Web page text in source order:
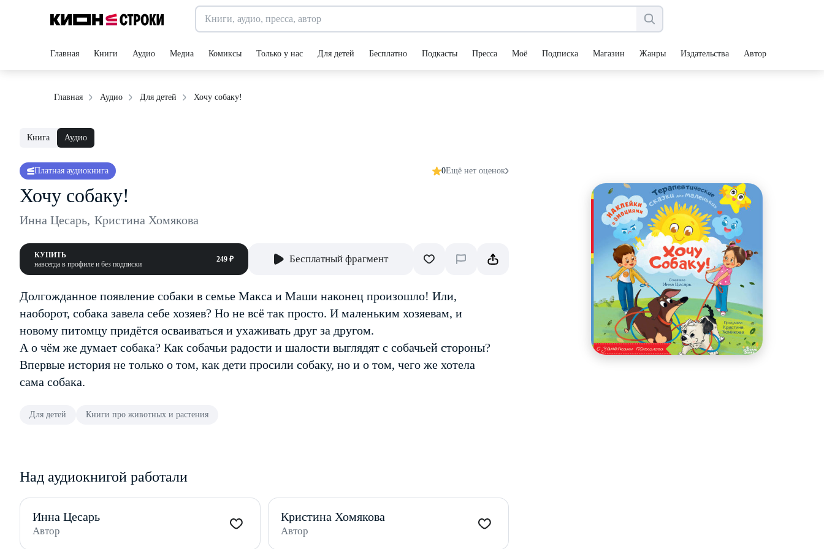
Главная Книги Аудио Медиа Комиксы Только у нас Для детей Бесплатно Подкасты Пресса Моё Подписка Магазин Жанры Издательства Авторы
Главная Аудио Для детей Хочу собаку!
Книга Аудио
Платная аудиокнига 0Ещё нет оценок
Хочу собаку!
Инна Цесарь, Кристина Хомякова
КУПИТЬ
навсегда в профиле и без подписки
249 ₽ Бесплатный фрагмент
Долгожданное появление собаки в семье Макса и Маши наконец произошло! Или,
наоборот, собака завела себе хозяев? Но не всё так просто. И маленьким хозяевам, и
новому питомцу придётся осваиваться и ухаживать друг за другом.
А о чём же думает собака? Как собачьи радости и шалости выглядят с собачьей стороны?
Впервые история не только о том, как дети просили собаку, но и о том, чего же хотела
сама собака.
Для детей Книги про животных и растения
Над аудиокнигой работали
Инна Цесарь
Автор
Кристина Хомякова
Автор